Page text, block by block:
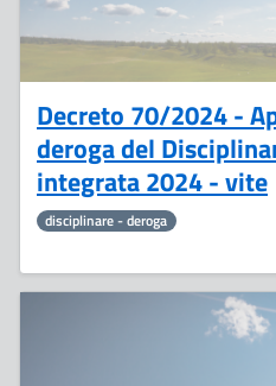
Decreto 70/2024 -
deroga del
integrata 2024 - vite
disciplinare - deroga